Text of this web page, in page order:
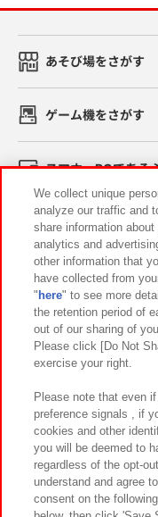
あそび場をさがす
ゲーム機をさがす
スマホ・PCであそ
イベント・キャンペ
関連会社 サ
プライバシーポリシー
お取引先さまと
カスタマーハラスメント
We collect unique
analyze our traffic and
share information
analytics and
other information that
have collected from
" here" to see more
the retention period of
out of our sharing of
Please click [Do Not
exercise your right.
Please note that even
preference signals , if
cookies and other
you will be deemed to
regardless of the opt-
understand and agree
consent on the